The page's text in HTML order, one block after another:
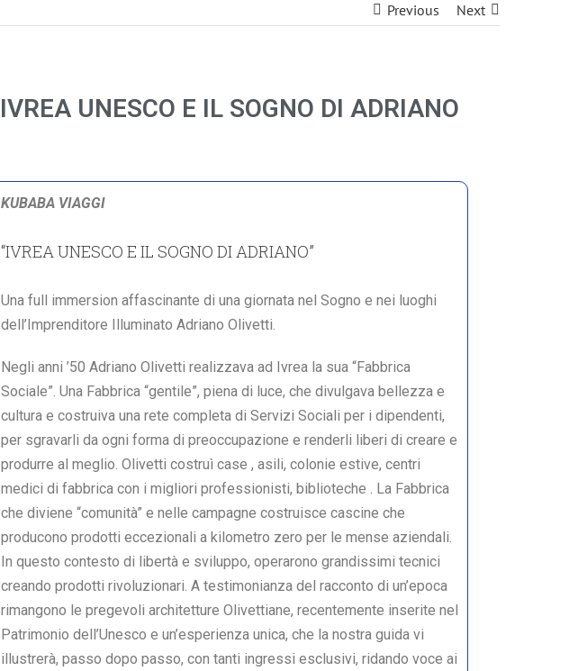
Previous Next
IVREA UNESCO E IL SOGNO DI ADRIANO
KUBABA VIAGGI
“IVREA UNESCO E IL SOGNO DI ADRIANO”
Una full immersion affascinante di una giornata nel Sogno e nei luoghi
dell’Imprenditore Illuminato Adriano Olivetti.
Negli anni ’50 Adriano Olivetti realizzava ad Ivrea la sua “Fabbrica
Sociale”. Una Fabbrica “gentile”, piena di luce, che divulgava bellezza e
cultura e costruiva una rete completa di Servizi Sociali per i dipendenti,
per sgravarli da ogni forma di preoccupazione e renderli liberi di creare e
produrre al meglio. Olivetti costruì case , asili, colonie estive, centri
medici di fabbrica con i migliori professionisti, biblioteche . La Fabbrica
che diviene “comunità” e nelle campagne costruisce cascine che
producono prodotti eccezionali a kilometro zero per le mense aziendali.
In questo contesto di libertà e sviluppo, operarono grandissimi tecnici
creando prodotti rivoluzionari. A testimonianza del racconto di un’epoca
rimangono le pregevoli architetture Olivettiane, recentemente inserite nel
Patrimonio dell’Unesco e un’esperienza unica, che la nostra guida vi
illustrerà, passo dopo passo, con tanti ingressi esclusivi, ridando voce ai